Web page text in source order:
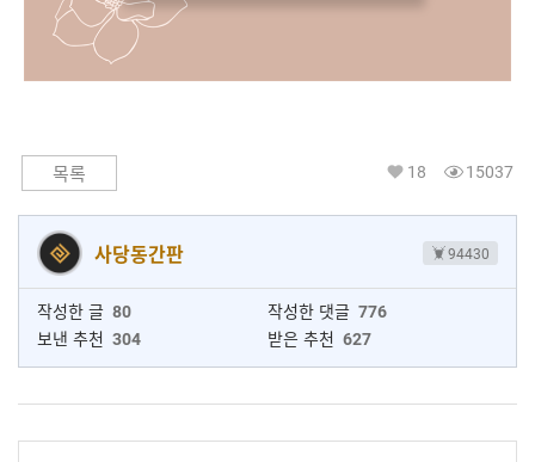
목록 18 15037
사당동간판 94430
작성한 글 80 작성한 댓글 776
보낸 추천 304 받은 추천 627